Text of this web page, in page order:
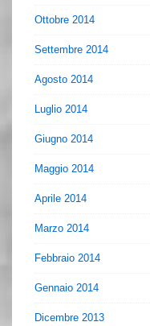
Ottobre 2014
Settembre 2014
Agosto 2014
Luglio 2014
Giugno 2014
Maggio 2014
Aprile 2014
Marzo 2014
Febbraio 2014
Gennaio 2014
Dicembre 2013